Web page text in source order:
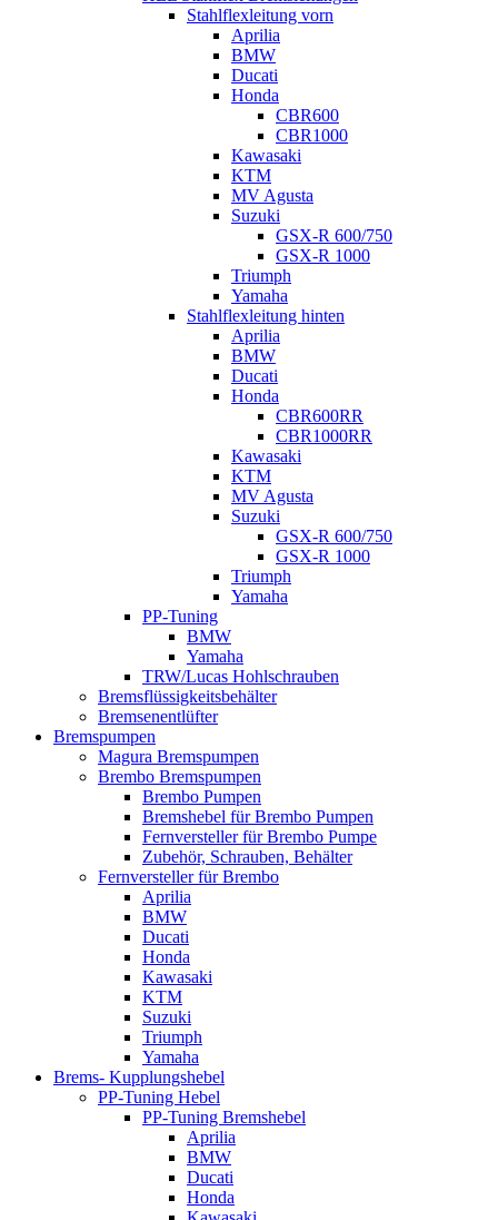
Stahlflexleitung vorn
Aprilia
BMW
Ducati
Honda
CBR600
CBR1000
Kawasaki
KTM
MV Agusta
Suzuki
GSX-R 600/750
GSX-R 1000
Triumph
Yamaha
Stahlflexleitung hinten
Aprilia
BMW
Ducati
Honda
CBR600RR
CBR1000RR
Kawasaki
KTM
MV Agusta
Suzuki
GSX-R 600/750
GSX-R 1000
Triumph
Yamaha
PP-Tuning
BMW
Yamaha
TRW/Lucas Hohlschrauben
Bremsflüssigkeitsbehälter
Bremsenentlüfter
Bremspumpen
Magura Bremspumpen
Brembo Bremspumpen
Brembo Pumpen
Bremshebel für Brembo Pumpen
Fernversteller für Brembo Pumpe
Zubehör, Schrauben, Behälter
Fernversteller für Brembo
Aprilia
BMW
Ducati
Honda
Kawasaki
KTM
Suzuki
Triumph
Yamaha
Brems- Kupplungshebel
PP-Tuning Hebel
PP-Tuning Bremshebel
Aprilia
BMW
Ducati
Honda